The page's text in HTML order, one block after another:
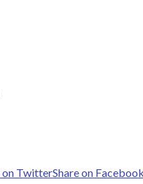
on TwitterShare on Facebook